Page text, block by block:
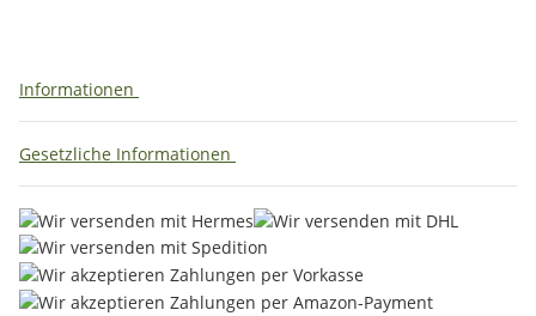
Informationen
Gesetzliche Informationen